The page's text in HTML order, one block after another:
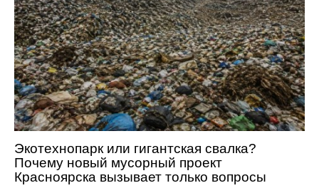
Экотехнопарк или гигантская свалка?
Почему новый мусорный проект
Красноярска вызывает только вопросы